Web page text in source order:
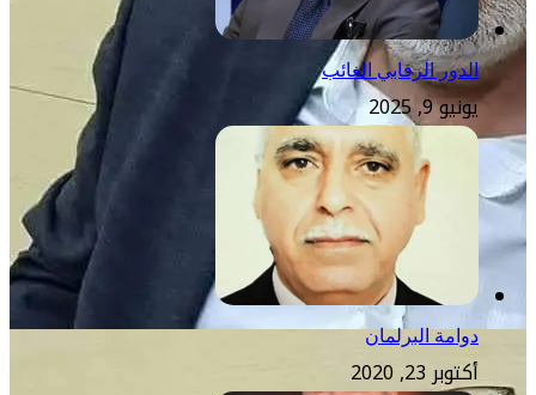
الدور الرقابي الغائب
يونيو 9, 2025
دوامة البرلمان
أكتوبر 23, 2020